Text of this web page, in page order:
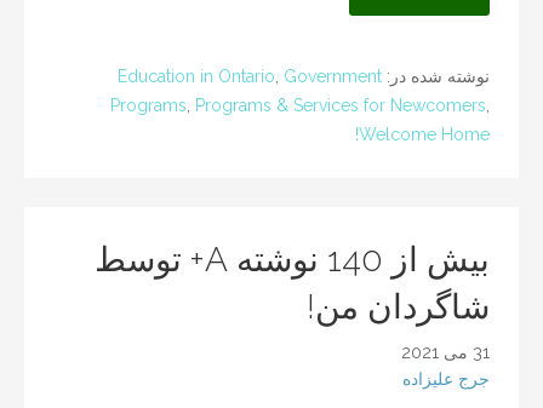
نوشته شده در: Education in Ontario Government
Programs
Programs & Services for Newcomers
Welcome Home!
بیش از 140 نوشته A+ توسط
شاگردان من!
31 می 2021
جرج علیزاده